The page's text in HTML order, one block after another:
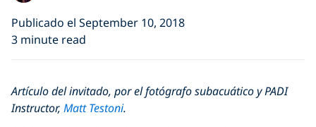
Publicado el September 10, 2018
3 minute read
Artículo del invitado, por el fotógrafo subacuático y PADI
Instructor, Matt Testoni.